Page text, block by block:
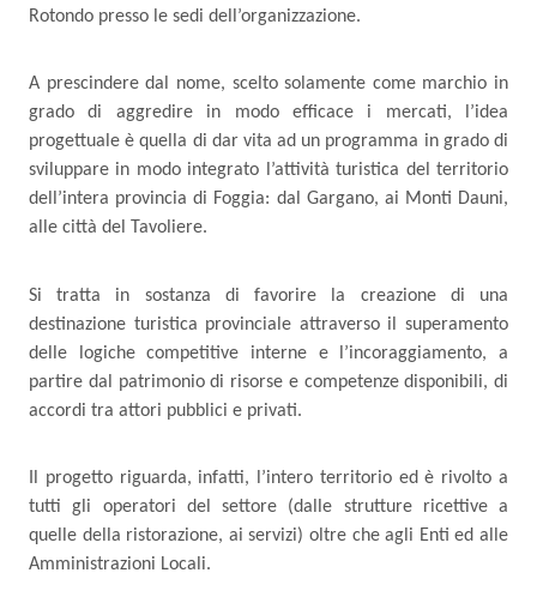
Rotondo presso le sedi dell’organizzazione.
A prescindere dal nome, scelto solamente come marchio in
grado di aggredire in modo efficace i mercati, l’idea
progettuale è quella di dar vita ad un programma in grado di
sviluppare in modo integrato l’attività turistica del territorio
dell’intera provincia di Foggia: dal Gargano, ai Monti Dauni,
alle città del Tavoliere.
Si tratta in sostanza di favorire la creazione di una
destinazione turistica provinciale attraverso il superamento
delle logiche competitive interne e l’incoraggiamento, a
partire dal patrimonio di risorse e competenze disponibili, di
accordi tra attori pubblici e privati.
Il progetto riguarda, infatti, l’intero territorio ed è rivolto a
tutti gli operatori del settore (dalle strutture ricettive a
quelle della ristorazione, ai servizi) oltre che agli Enti ed alle
Amministrazioni Locali.